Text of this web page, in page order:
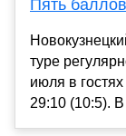
Пять
туре
июля в
29:10 (10:5). В